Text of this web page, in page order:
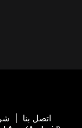
اتصل بنا